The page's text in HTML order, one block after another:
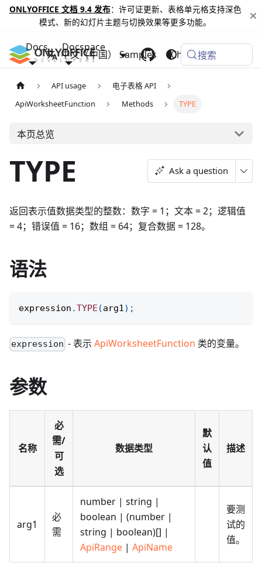
ONLYOFFICE 文档 9.4 发布：许可证更新、表格单元格支持深色
模式、新的幻灯片主题与切换效果等更多功能。
Docs Docspace
Samples Changelog
中文（中国） 搜索
API usage
电子表格 API
ApiWorksheetFunction
Methods TYPE
本页总览
TYPE Ask a question
返回表示值数据类型的整数：数字 = 1；文本 = 2；逻辑值
= 4；错误值 = 16；数组 = 64；复合数据 = 128。
语法
expression .TYPE (arg1) ;
expression - 表示ApiWorksheetFunction 类的变量。
参数
名称
必
需/
可
选
数据类型
默
认
值
描述
arg1
必
需
number | string |
boolean | (number |
string | boolean)[] |
ApiRange | ApiName
要测
试的
值。